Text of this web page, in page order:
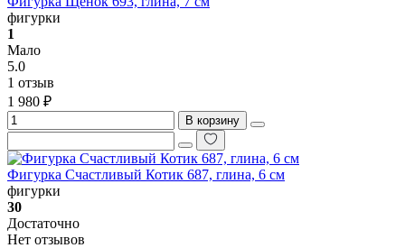
фигурки
1
Мало
5.0
1 отзыв
1 980 ₽
В корзину
Фигурка Счастливый Котик 687, глина, 6 см
фигурки
30
Достаточно
Нет отзывов